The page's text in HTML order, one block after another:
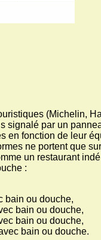
(Michelin,
signalé par un
en fonction de leur
ne portent que
un restaurant
:
bain ou douche,
bain ou douche,
bain ou douche,
bain ou douche.